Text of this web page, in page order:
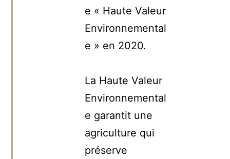
e « Haute Valeur
Environnemental
e » en 2020.
La Haute Valeur
Environnemental
e garantit une
agriculture qui
préserve